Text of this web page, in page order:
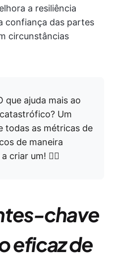
a resiliência
confiança das partes
circunstâncias
que ajuda mais ao
Um
todas as métricas de
de maneira
criar um! 👇🏼
chave
eficaz de